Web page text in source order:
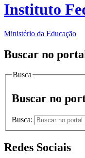
Instituto
Ministério da Educação
Buscar no
Busca
Buscar no
Busca:
Redes Sociais